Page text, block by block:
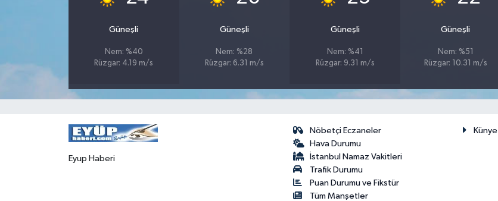
Güneşli
Nem: %40
Rüzgar: 4.19 m/s
Güneşli
Nem: %28
Rüzgar: 6.31 m/s
Güneşli
Nem: %41
Rüzgar: 9.31 m/s
Güneşli
Nem: %51
Rüzgar: 10.31 m/s
Eyup Haberi
Nöbetçi Eczaneler
Hava Durumu
İstanbul Namaz Vakitleri
Trafik Durumu
Puan Durumu ve Fikstür
Tüm Manşetler
Künye